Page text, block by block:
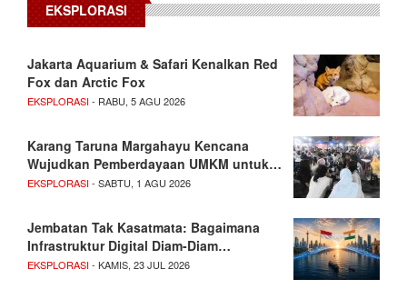
EKSPLORASI
Jakarta Aquarium & Safari Kenalkan Red
Fox dan Arctic Fox
EKSPLORASI- RABU, 5 AGU 2026
Karang Taruna Margahayu Kencana
Wujudkan Pemberdayaan UMKM untuk…
EKSPLORASI- SABTU, 1 AGU 2026
Jembatan Tak Kasatmata: Bagaimana
Infrastruktur Digital Diam-Diam…
EKSPLORASI- KAMIS, 23 JUL 2026